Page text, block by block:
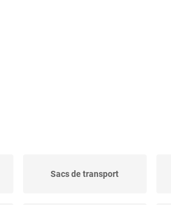
Sacs de transport